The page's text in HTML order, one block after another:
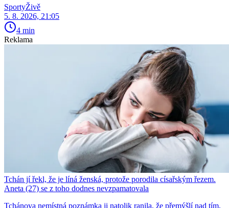
SportyŽivě
5. 8. 2026, 21:05
4 min
Reklama
Tchán jí řekl, že je líná ženská, protože porodila císařským řezem.
Aneta (27) se z toho dodnes nevzpamatovala
Tchánova nemístná poznámka ji natolik ranila, že přemýšlí nad tím,